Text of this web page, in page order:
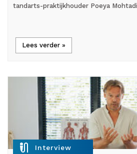
tandarts-praktijkhouder Poeya
Lees verder »
mic_external_on Interview